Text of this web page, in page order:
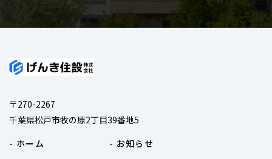
〒270-2267
千葉県松戸市牧の原2丁目39番地5
- ホーム
- お知らせ